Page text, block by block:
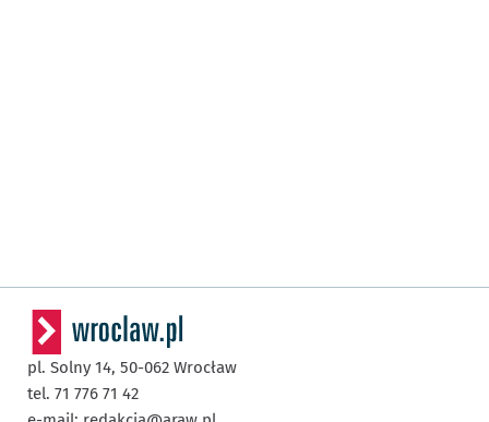
pl. Solny 14, 50-062 Wrocław
tel. 71 776 71 42